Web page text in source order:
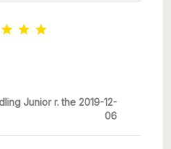
  
Junior r. the 2019-12-
06